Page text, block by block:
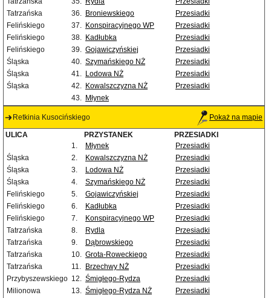
Tatrzańska
36. Broniewskiego
Przesiadki
Felińskiego
37. Konspiracyjnego WP
Przesiadki
Felińskiego
38. Kadłubka
Przesiadki
Felińskiego
39. Gojawiczyńskiej
Przesiadki
Śląska
40. Szymańskiego NŻ
Przesiadki
Śląska
41. Lodowa NŻ
Przesiadki
Śląska
42. Kowalszczyzna NŻ
Przesiadki
43. Młynek
Retkinia Kusocińskiego Pokaż na mapie
ULICA PRZYSTANEK
PRZESIADKI
1.
Młynek
Przesiadki
Śląska
2. Kowalszczyzna NŻ
Przesiadki
Śląska
3. Lodowa NŻ
Przesiadki
Śląska
4. Szymańskiego NŻ
Przesiadki
Felińskiego
5. Gojawiczyńskiej
Przesiadki
Felińskiego
6. Kadłubka
Przesiadki
Felińskiego
7. Konspiracyjnego WP
Przesiadki
Tatrzańska
8. Rydla
Przesiadki
Tatrzańska
9. Dąbrowskiego
Przesiadki
Tatrzańska
10. Grota-Roweckiego
Przesiadki
Tatrzańska
11. Brzechwy NŻ
Przesiadki
Przybyszewskiego 12. Śmigłego-Rydza
Przesiadki
Milionowa
13. Śmigłego-Rydza NŻ
Przesiadki